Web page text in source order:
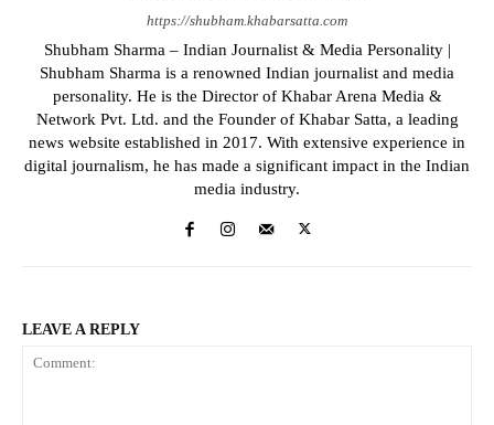
https://shubham.khabarsatta.com
Shubham Sharma – Indian Journalist & Media Personality |
Shubham Sharma is a renowned Indian journalist and media
personality. He is the Director of Khabar Arena Media &
Network Pvt. Ltd. and the Founder of Khabar Satta, a leading
news website established in 2017. With extensive experience in
digital journalism, he has made a significant impact in the Indian
media industry.
LEAVE A REPLY